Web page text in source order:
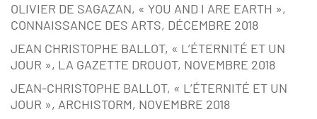
OLIVIER DE SAGAZAN, « YOU AND I ARE EARTH »,
CONNAISSANCE DES ARTS, DÉCEMBRE 2018
JEAN CHRISTOPHE BALLOT, « L’ÉTERNITÉ ET UN
JOUR », LA GAZETTE DROUOT, NOVEMBRE 2018
JEAN-CHRISTOPHE BALLOT, « L’ÉTERNITÉ ET UN
JOUR », ARCHISTORM, NOVEMBRE 2018